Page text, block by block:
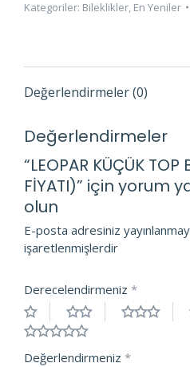
FİYATI)
Kategoriler: Bileklikler, En Yeniler
Değerlendirmeler (0)
Değerlendirmeler
“LEOPAR KÜÇÜK TOP
FİYATI)” için yorum
olun
E-posta adresiniz
işaretlenmişlerdir
Derecelendirmeniz *
Değerlendirmeniz *